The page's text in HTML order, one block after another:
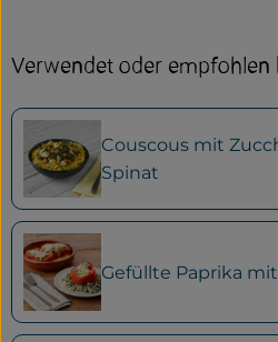
Verwendet oder empfohlen
Couscous mit
Spinat
Gefüllte Paprika